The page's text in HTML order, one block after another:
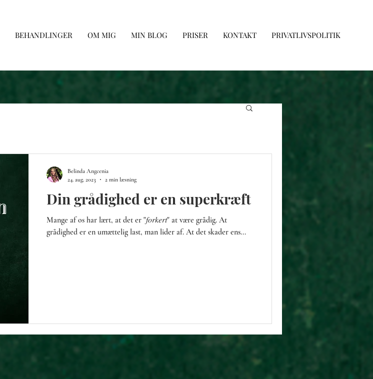
BEHANDLINGER OM MIG MIN BLOG PRISER KONTAKT PRIVATLIVSPOLITIK
Din grådighed er en superkræft
Mange af os har lært, at det er "𝑓𝑜𝑟𝑘𝑒𝑟𝑡" at være grådig. At
grådighed er en umættelig last, man lider af. At det skader ens...
Belinda Angcenia
24. aug. 2023
2 min læsning